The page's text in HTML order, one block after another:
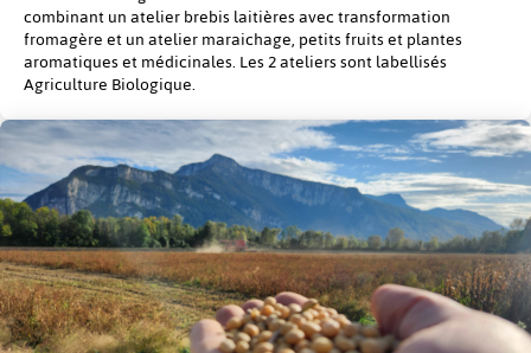
combinant un atelier brebis laitières avec transformation
fromagère et un atelier maraichage, petits fruits et plantes
aromatiques et médicinales. Les 2 ateliers sont labellisés
Agriculture Biologique.
post